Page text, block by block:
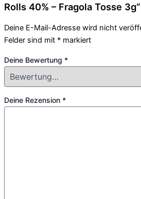
Rolls 40% – Fragola Tosse 3g“
Deine E-Mail-Adresse wird nicht
Felder sind mit * markiert
Deine Bewertung *
Deine Rezension *